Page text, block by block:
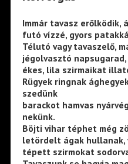
Immár tavasz erőlködik,
futó vízzé, gyors
Télutó vagy tavaszelő,
jégolvasztó
ékes, lila szirmaikat
Rügyek ringnak
szedünk
barackot hamvas
nekünk.
Böjti vihar téphet még
letördelt ágak hullanak,
tépett szirmokat